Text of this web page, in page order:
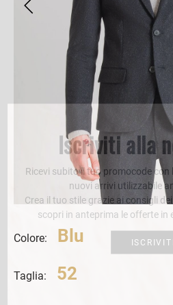
Colore: Blu
Taglia: 52
Iscriviti alla
Ricevi subito il tuo promocode
nuovi arrivi utilizzabile
Crea il tuo stile grazie ai consigli
scopri in anteprima le offerte in
ISCRIVITI